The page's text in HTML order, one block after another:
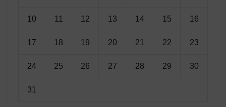
10 11 12 13 14 15 16
17 18 19 20 21 22 23
24 25 26 27 28 29 30
31